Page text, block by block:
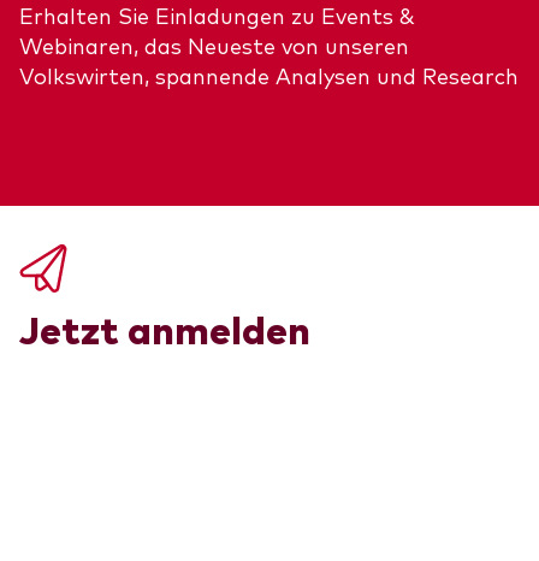
Aktien
Aktive Fonds
Indexfonds
LifeStrategy
Modellportfolios
Säulen
Erfolgreiche Unternehmensführung
Über Vanguard
Erhalten Sie Einladungen zu Events &
Webinaren, das Neueste von unseren
Volkswirten, spannende Analysen und Research
Jetzt anmelden